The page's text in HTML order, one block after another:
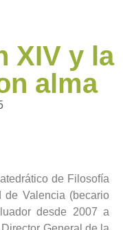
XIV y la
alma
de Filosofía
Valencia (becario
desde 2007 a